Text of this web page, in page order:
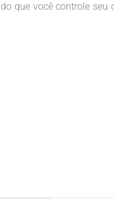
que você controle seu